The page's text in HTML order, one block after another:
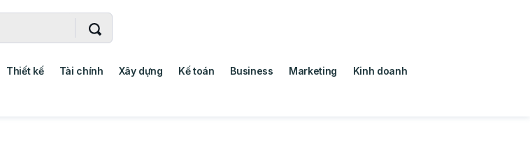
Thiết kế Tài chính Xây dựng Kế toán Business Marketing Kinh doanh